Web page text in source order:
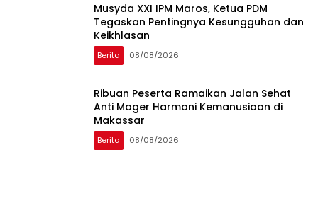
Musyda XXI IPM Maros, Ketua PDM
Tegaskan Pentingnya Kesungguhan dan
Keikhlasan
Berita 08/08/2026
Ribuan Peserta Ramaikan Jalan Sehat
Anti Mager Harmoni Kemanusiaan di
Makassar
Berita 08/08/2026